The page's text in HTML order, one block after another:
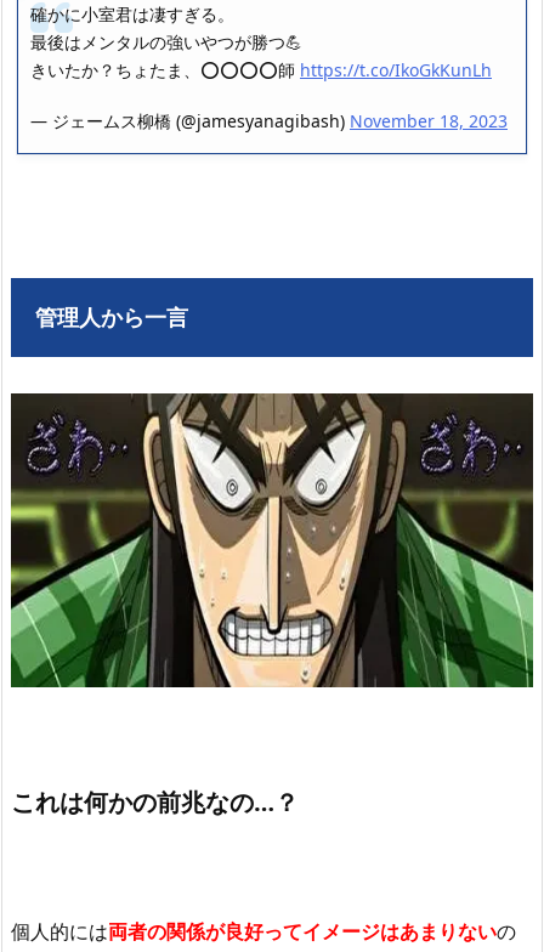
確かに小室君は凄すぎる。
最後はメンタルの強いやつが勝つ💪
きいたか？ちょたま、⭕️⭕️⭕️⭕️師 https://t.co/IkoGkKunLh
— ジェームス柳橋 (@jamesyanagibash) November 18, 2023
管理人から一言
これは何かの前兆なの…？
個人的には両者の関係が良好ってイメージはあまりないの